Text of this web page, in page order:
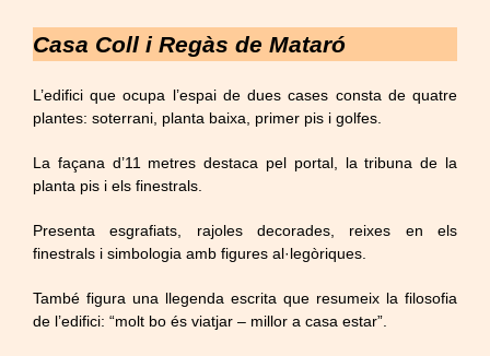
Casa Coll i Regàs de Mataró
L’edifici que ocupa l’espai de dues cases consta de quatre
plantes: soterrani, planta baixa, primer pis i golfes.
La façana d’11 metres destaca pel portal, la tribuna de la
planta pis i els finestrals.
Presenta esgrafiats, rajoles decorades, reixes en els
finestrals i simbologia amb figures al·legòriques.
També figura una llegenda escrita que resumeix la filosofia
de l’edifici: “molt bo és viatjar – millor a casa estar”.